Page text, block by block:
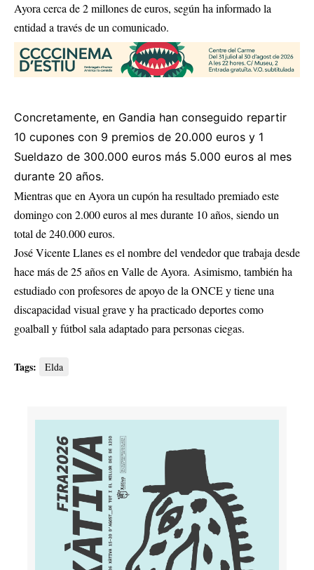
Ayora cerca de 2 millones de euros, según ha informado la
entidad a través de un comunicado.
Concretamente, en Gandia han conseguido repartir
10 cupones con 9 premios de 20.000 euros y 1
Sueldazo de 300.000 euros más 5.000 euros al mes
durante 20 años.
Mientras que en Ayora un cupón ha resultado premiado este
domingo con 2.000 euros al mes durante 10 años, siendo un
total de 240.000 euros.
José Vicente Llanes es el nombre del vendedor que trabaja desde
hace más de 25 años en Valle de Ayora. Asimismo, también ha
estudiado con profesores de apoyo de la ONCE y tiene una
discapacidad visual grave y ha practicado deportes como
goalball y fútbol sala adaptado para personas ciegas.
Tags: Elda